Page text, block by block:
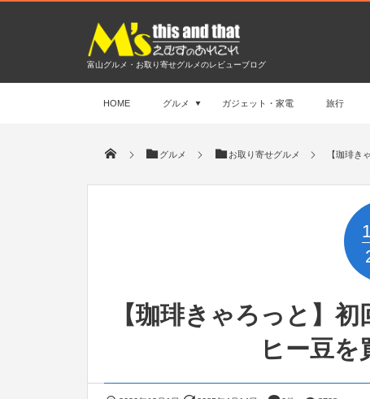
富山グルメ・お取り寄せグルメのレビューブログ
HOME グルメ ガジェット・家電 旅行
グルメ お取り寄せグルメ 【珈琲き
【珈琲きゃろっと】
ヒー豆を